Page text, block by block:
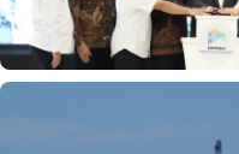
Indonesia•06 Aug 2026
Satu data ZIS dan dana